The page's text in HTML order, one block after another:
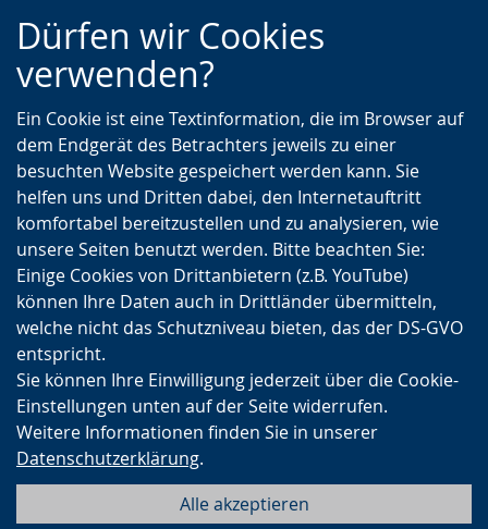
Zur
Hauptnavigation
Zur
Seitennavigation
Zum
Inhalt
Dürfen wir Cookies
verwenden?
Ein Cookie ist eine Textinformation, die im Browser auf
dem Endgerät des Betrachters jeweils zu einer
besuchten Website gespeichert werden kann. Sie
helfen uns und Dritten dabei, den Internetauftritt
komfortabel bereitzustellen und zu analysieren, wie
unsere Seiten benutzt werden. Bitte beachten Sie:
Einige Cookies von Drittanbietern (z.B. YouTube)
können Ihre Daten auch in Drittländer übermitteln,
welche nicht das Schutzniveau bieten, das der DS-GVO
entspricht.
Sie können Ihre Einwilligung jederzeit über die Cookie-
Einstellungen unten auf der Seite widerrufen.
Weitere Informationen finden Sie in unserer
Datenschutzerklärung.
Alle akzeptieren